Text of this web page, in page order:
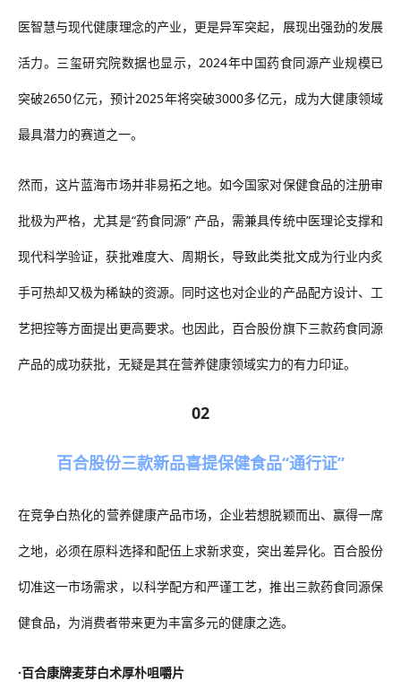
医智慧与现代健康理念的产业，更是异军突起，展现出强劲的发展
活力。三玺研究院数据也显示，2024年中国药食同源产业规模已
突破2650亿元，预计2025年将突破3000多亿元，成为大健康领域
最具潜力的赛道之一。
然而，这片蓝海市场并非易拓之地。如今国家对保健食品的注册审
批极为严格，尤其是“药食同源” 产品，需兼具传统中医理论支撑和
现代科学验证，获批难度大、周期长，导致此类批文成为行业内炙
手可热却又极为稀缺的资源。同时这也对企业的产品配方设计、工
艺把控等方面提出更高要求。也因此，百合股份旗下三款药食同源
产品的成功获批，无疑是其在营养健康领域实力的有力印证。
02
百合股份三款新品喜提保健食品“通行证”
在竞争白热化的营养健康产品市场，企业若想脱颖而出、赢得一席
之地，必须在原料选择和配伍上求新求变，突出差异化。百合股份
切准这一市场需求，以科学配方和严谨工艺，推出三款药食同源保
健食品，为消费者带来更为丰富多元的健康之选。
·百合康牌麦芽白术厚朴咀嚼片